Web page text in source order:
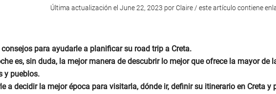
Última actualización el June 22, 2023 por Claire/ este artículo contiene
para ayudarle a planificar su road trip a Creta.
es, sin duda, la mejor manera de descubrir lo mejor que ofrece la mayor
y pueblos.
a decidir la mejor época para visitarla, dónde ir, definir su itinerario en Creta y